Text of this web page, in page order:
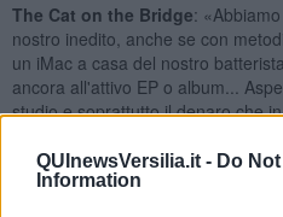
QUInewsVersilia.it - Do
Information
The Cat on the Bridge:
nostro inedito, anche se con
un iMac a casa del nostro
ancora all'attivo EP o album...
studio e soprattutto il denaro che
Avete qualcuno che vi segue
lavorate da soli come collettivo